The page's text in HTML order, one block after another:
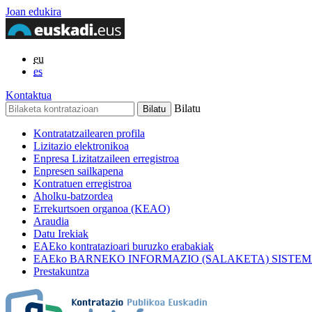
Joan edukira
eu
es
Kontaktua
Bilatu
Kontratatzailearen profila
Lizitazio elektronikoa
Enpresa Lizitatzaileen erregistroa
Enpresen sailkapena
Kontratuen erregistroa
Aholku-batzordea
Errekurtsoen organoa (KEAO)
Araudia
Datu Irekiak
EAEko kontratazioari buruzko erabakiak
EAEko BARNEKO INFORMAZIO (SALAKETA)
Prestakuntza